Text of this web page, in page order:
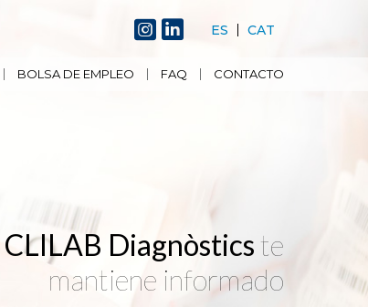
ES CAT
BOLSA DE EMPLEO FAQ CONTACTO
CLILAB Diagnòstics te
mantiene informado